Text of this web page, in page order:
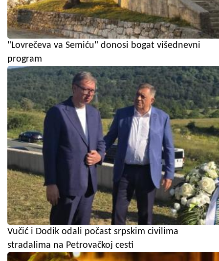
"Lovrečeva va Semiću" donosi bogat višednevni
program
Vučić i Dodik odali počast srpskim civilima
stradalima na Petrovačkoj cesti